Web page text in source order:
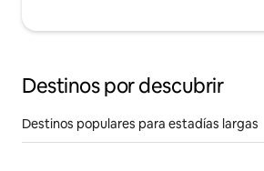
Destinos por descubrir
Destinos populares para estadías largas